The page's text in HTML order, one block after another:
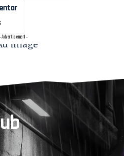
- Advertisement -